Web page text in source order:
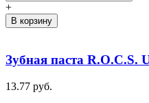
+
В корзину
Зубная паста R.O.C.S.
13.77 руб.